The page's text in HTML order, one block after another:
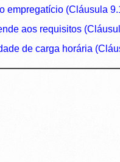
empregatício (Cláusula
aos requisitos
de carga horária